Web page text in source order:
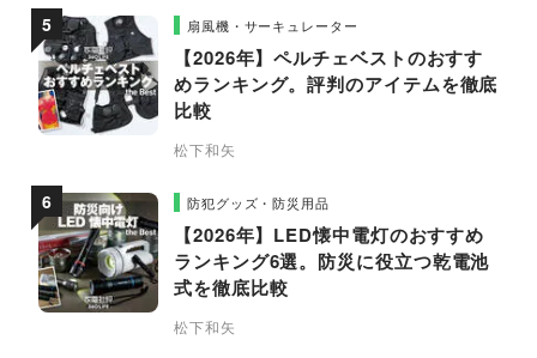
扇風機・サーキュレーター
【2026年】ペルチェベストのおすす
めランキング。評判のアイテムを徹底
比較
松下和矢
防犯グッズ・防災用品
【2026年】LED懐中電灯のおすすめ
ランキング6選。防災に役立つ乾電池
式を徹底比較
松下和矢